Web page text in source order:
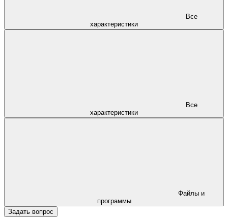
характеристики
характеристики
программы
Задать вопрос